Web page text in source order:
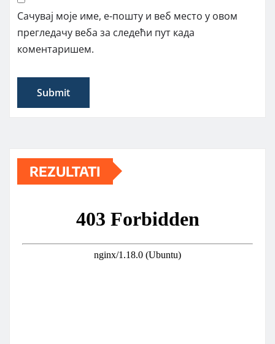
Сачувај моје име, е-пошту и веб место у овом
прегледачу веба за следећи пут када
коментаришем.
REZULTATI